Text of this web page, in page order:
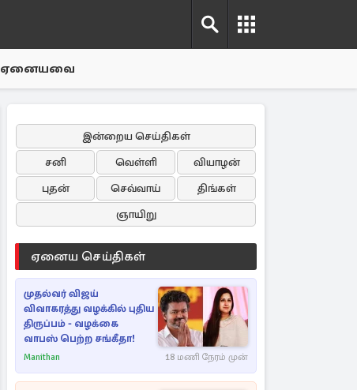
ஏனையவை
இன்றைய செய்திகள்
சனி
வெள்ளி
வியாழன்
புதன்
செவ்வாய்
திங்கள்
ஞாயிறு
ஏனைய செய்திகள்
முதல்வர் விஜய்
விவாகரத்து வழக்கில் புதிய
திருப்பம் - வழக்கை
வாபஸ் பெற்ற சங்கீதா!
Manithan 18 மணி நேரம் முன்